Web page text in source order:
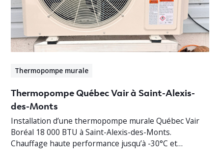
Thermopompe murale
Thermopompe Québec Vair à Saint-Alexis-
des-Monts
Installation d’une thermopompe murale Québec Vair
Boréal 18 000 BTU à Saint-Alexis-des-Monts.
Chauffage haute performance jusqu’à -30°C et